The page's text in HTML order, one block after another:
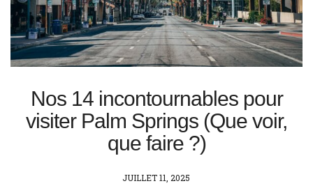
Nos 14 incontournables pour
visiter Palm Springs (Que voir,
que faire ?)
POSTED
JUILLET 11, 2025